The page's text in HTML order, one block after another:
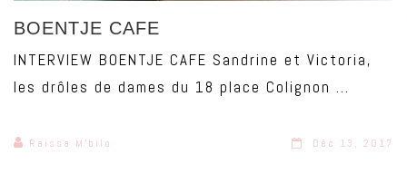
BOENTJE CAFE
INTERVIEW BOENTJE CAFE Sandrine et Victoria,
les drôles de dames du 18 place Colignon ...
Raissa M'bilo Déc 13, 2017